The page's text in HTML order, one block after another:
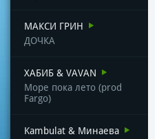
МАКСИ ГРИН
ДОЧКА
ХАБИБ & VAVAN
Море пока лето (prod
Fargo)
Kambulat & Минаева